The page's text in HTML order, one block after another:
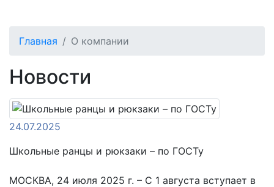
Главная О компании
Новости
24.07.2025
Школьные ранцы и рюкзаки – по ГОСТу
МОСКВА, 24 июля 2025 г. – С 1 августа вступает в